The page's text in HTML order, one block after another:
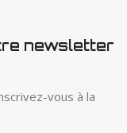
newsletter
vous à la